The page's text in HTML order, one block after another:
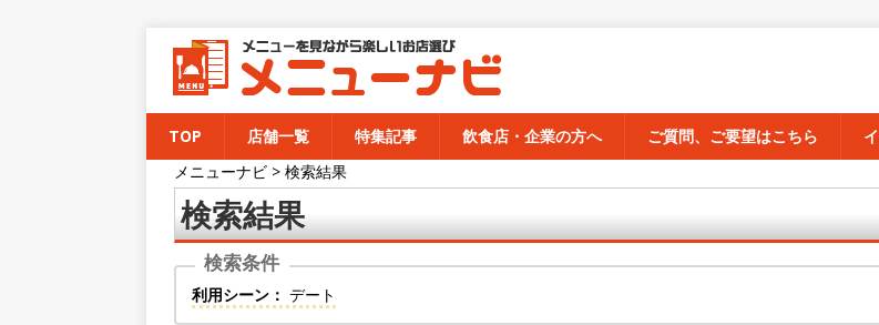
TOP 店舗一覧 特集記事 飲食店・企業の方へ ご質問、ご要望はこちら
メニューナビ > 検索結果
検索結果
利用シーン： デート